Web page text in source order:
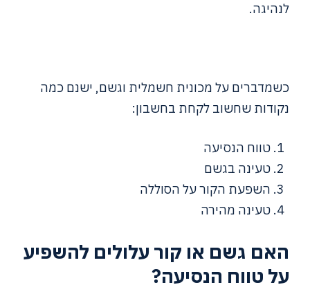
לנהיגה.
כשמדברים על מכונית חשמלית וגשם, ישנם כמה
נקודות שחשוב לקחת בחשבון:
טווח הנסיעה
טעינה בגשם
השפעת הקור על הסוללה
טעינה מהירה
האם גשם או קור עלולים להשפיע
על טווח הנסיעה?